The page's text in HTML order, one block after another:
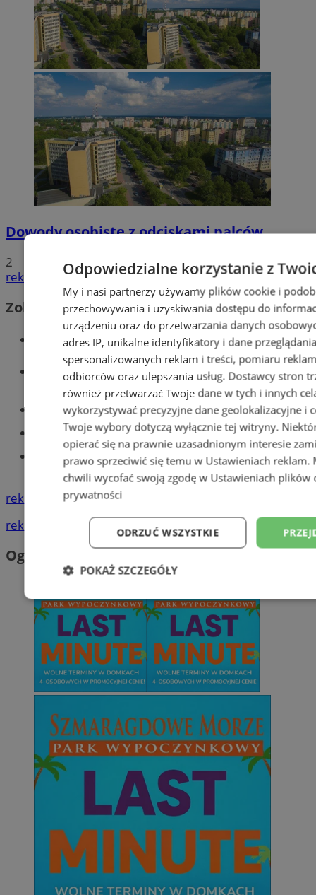
Dowody osobiste z odciskami palców
2
reklama
Zobacz również
Wiadomości kryminalne w Tychach
Wiadomości lokalne
Części samochodowe do -70%!
Tworzenie stron www - Tychy
Znajdź pracę - codziennie nowe
ogłoszenia
reklama
reklama
Ogłoszenia
Odpowiedzialne korzystanie z
My i nasi partnerzy używamy plików cookie i
przechowywania i uzyskiwania dostępu do
urządzeniu oraz do przetwarzania danych
adres IP, unikalne identyfikatory i dane
spersonalizowanych reklam i treści, pomiaru
odbiorców oraz ulepszania usług. Dostawcy stron
również przetwarzać Twoje dane w tych i innych
wykorzystywać precyzyjne dane geolokalizacyjne i
Twoje wybory dotyczą wyłącznie tej witryny.
opierać się na prawnie uzasadnionym interesie
prawo sprzeciwić się temu w Ustawieniach reklam.
chwili wycofać swoją zgodę w Ustawieniach plików
prywatności
ODRZUĆ WSZYSTKIE
POKAŻ SZCZEGÓŁY
Niezbędne Wydajność
Niesklasyfikowane
Niezbędne Wydajność Targetowanie
Niezbędne pliki cookie umożliwiają korzystanie z podstawowych
takich jak logowanie użytkownika i zarządzanie kontem. Bez
można prawidłowo korzystać ze strony internetowej.
Nazwa
Domena
SessID